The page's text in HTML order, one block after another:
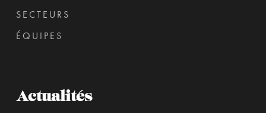
SECTEURS
ÉQUIPES
Actualités